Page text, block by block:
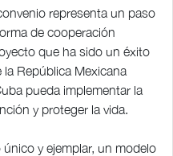
representa un paso
de cooperación
que ha sido un éxito
República Mexicana
pueda implementar la
y proteger la vida.
y ejemplar, un modelo